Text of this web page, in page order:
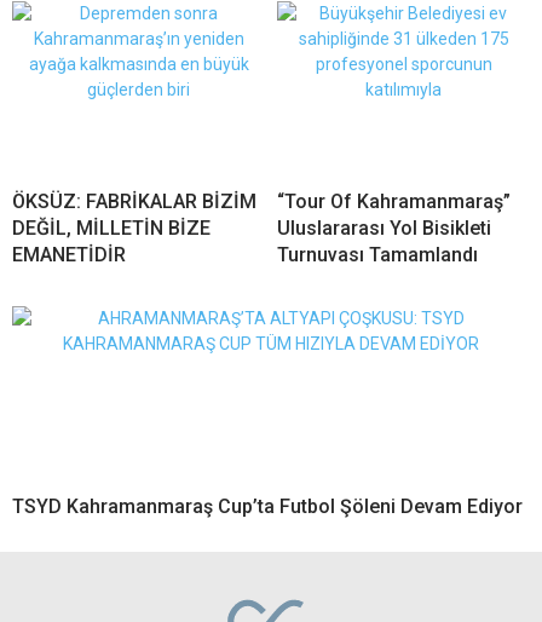
ÖKSÜZ: FABRİKALAR BİZİM
DEĞİL, MİLLETİN BİZE
EMANETİDİR
“Tour Of Kahramanmaraş”
Uluslararası Yol Bisikleti
Turnuvası Tamamlandı
TSYD Kahramanmaraş Cup’ta Futbol Şöleni Devam Ediyor